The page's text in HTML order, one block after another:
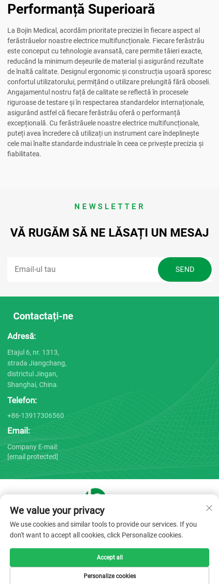
Performanță Superioară
La Bojin Medical, acordăm prioritate preciziei în fiecare aspect al
ferăstrăuelor noastre electrice multifuncționale. Fiecare ferăstrău
este conceput cu tehnologie avansată, care permite tăieri exacte,
reducând la minimum deșeurile de material și asigurând rezultate
de înaltă calitate. Designul ergonomic și construcția ușoară sporesc
confortul utilizatorului, permițând o utilizare prelungită fără oboseli.
Angajamentul nostru față de calitate se reflectă în procesele
riguroase de testare și în respectarea standardelor internaționale,
asigurând astfel că fiecare ferăstrău oferă o performanță
excepțională. Cu ferăstrăuele noastre electrice multifuncționale,
puteți avea încredere că utilizați un instrument care îndeplinește
cele mai înalte standarde industriale în ceea ce privește precizia și
fiabilitatea.
NEWSLETTER
VĂ RUGĂM SĂ NE LĂSAȚI UN MESAJ
Contactați-ne
Adresă:
Etajul 6, nr. 1313,
strada Jiangchang,
districtul Jingan,
Shanghai, China.
Telefon:
+86-13917306560
Email:
Company E-mail:
[email protected]
Drepturi de autor © 2025 de către Shanghai Bojin Medical
Instrument Co., Ltd. -Politica de confidențialitate
We value your privacy
We use cookies and similar tools to provide our services. If you
don't want to accept all cookies, click Personalize cookies.
Personalize cookies
Accept all